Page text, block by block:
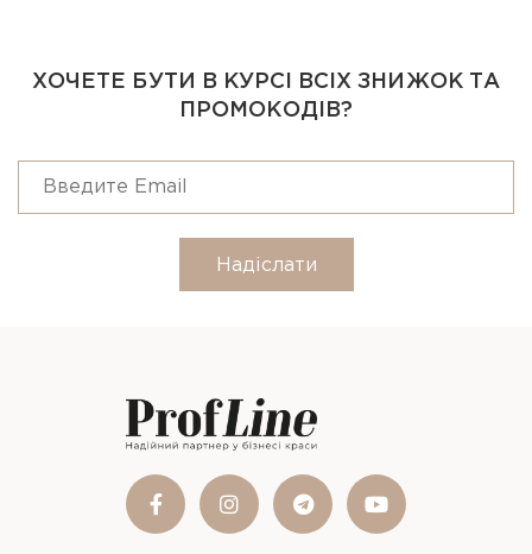
ХОЧЕТЕ БУТИ В КУРСІ ВСІХ ЗНИЖОК ТА
ПРОМОКОДІВ?
Надіслати